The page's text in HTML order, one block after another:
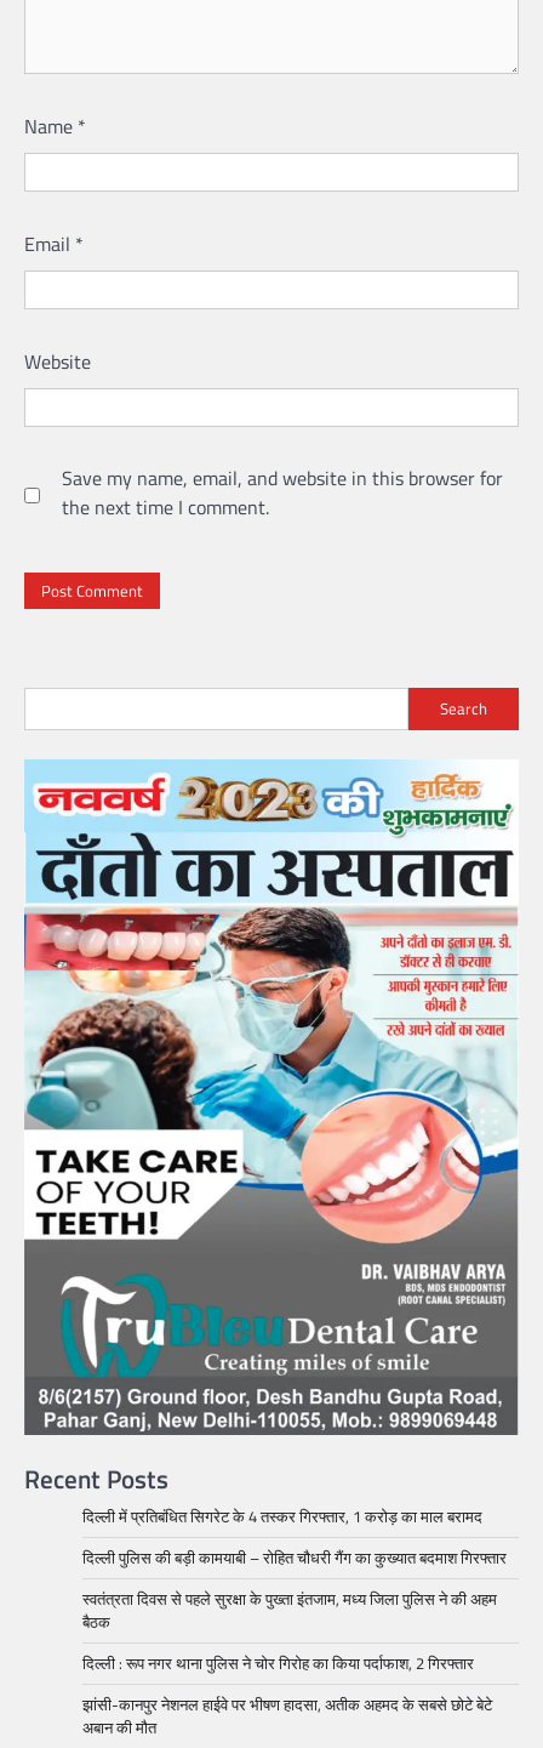
Name *
Email *
Website
Save my name, email, and website in this browser for
the next time I comment.
Search
Recent Posts
दिल्ली में प्रतिबंधित सिगरेट के 4 तस्कर गिरफ्तार, 1 करोड़ का माल बरामद
दिल्ली पुलिस की बड़ी कामयाबी – रोहित चौधरी गैंग का कुख्यात बदमाश गिरफ्तार
स्वतंत्रता दिवस से पहले सुरक्षा के पुख्ता इंतजाम, मध्य जिला पुलिस ने की अहम
बैठक
दिल्ली : रूप नगर थाना पुलिस ने चोर गिरोह का किया पर्दाफाश, 2 गिरफ्तार
झांसी-कानपुर नेशनल हाईवे पर भीषण हादसा, अतीक अहमद के सबसे छोटे बेटे
अबान की मौत